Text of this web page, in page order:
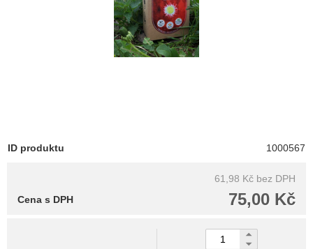
ID produktu 1000567
61,98 Kč bez DPH
75,00 Kč
Cena s DPH